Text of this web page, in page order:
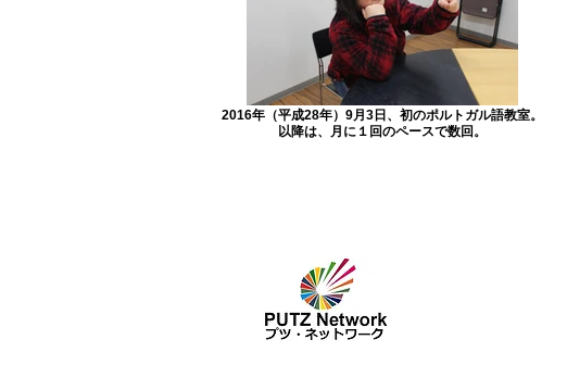
2016年（平成28年）9月3日、初のポルトガル語教室。
以降は、月に１回のペースで数回。